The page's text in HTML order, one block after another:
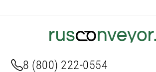
8 (800) 222-0554